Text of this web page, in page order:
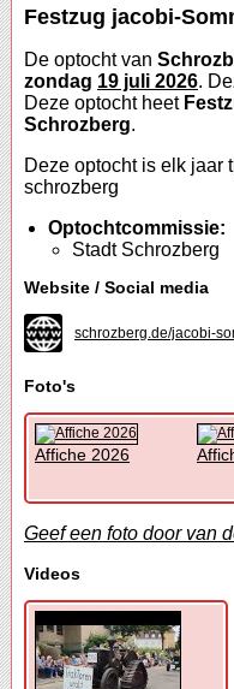
Festzug jacobi-
De optocht van
zondag 19 juli 2026.
Deze optocht heet
Schrozberg.
Deze optocht is elk jaar
schrozberg
Optochtcommissie:
Stadt Schrozberg
Website / Social media
schrozberg.de/jacobi-
Foto's
Affiche 2026
Geef een foto door van
Videos